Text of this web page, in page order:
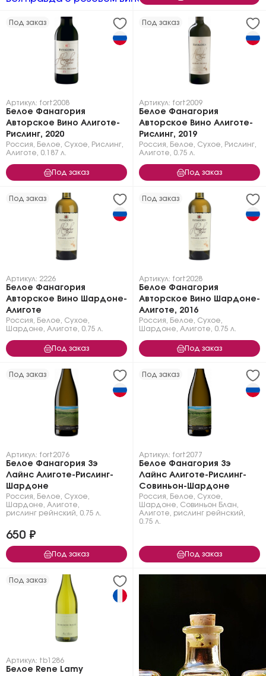
Под заказ
Артикул: fort2008
Белое Фанагория
Авторское Вино Алиготе-
Рислинг, 2020
Россия Белое Сухое Рислинг
Алиготе
0.187 л.
Под заказ
Под заказ
Артикул: fort2009
Белое Фанагория
Авторское Вино Алиготе-
Рислинг, 2019
Россия Белое Сухое Рислинг
Алиготе
0.75 л.
Под заказ
Под заказ
Артикул: 2226
Белое Фанагория
Авторское Вино Шардоне-
Алиготе
Россия Белое Сухое
Шардоне
Алиготе 0.75 л.
Под заказ
Под заказ
Артикул: fort2028
Белое Фанагория
Авторское Вино Шардоне-
Алиготе, 2016
Россия Белое Сухое
Шардоне
Алиготе 0.75 л.
Под заказ
Под заказ
Артикул: fort2076
Белое Фанагория Зэ
Лайнс Алиготе-Рислинг-
Шардоне
Россия Белое Сухое
Шардоне
Алиготе
рислинг рейнский
0.75 л.
650 ₽
Под заказ
Под заказ
Артикул: fort2077
Белое Фанагория Зэ
Лайнс Алиготе-Рислинг-
Совиньон-Шардоне
Россия Белое Сухое
Шардоне
Совиньон Блан
Алиготе
рислинг рейнский
0.75 л.
Под заказ
Под заказ
Артикул: tb1286
Белое Rene Lamy